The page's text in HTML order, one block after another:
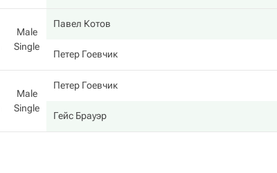
Male
Single
Павел Котов
Петер Гоевчик
Male
Single
Петер Гоевчик
Гейс Брауэр